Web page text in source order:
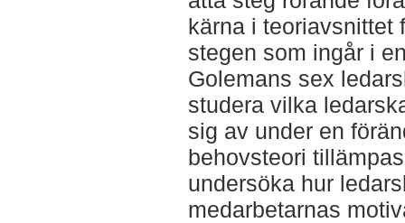
kärna i teoriavsnittet
stegen som ingår i
Golemans sex
studera vilka
sig av under en
behovsteori
undersöka hur
medarbetarnas